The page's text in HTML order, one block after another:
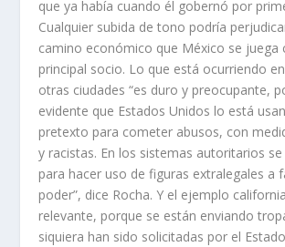
que ya había cuando él gobernó por
Cualquier subida de tono podría
camino económico que México se juega
principal socio. Lo que está ocurriendo
otras ciudades “es duro y preocupante,
evidente que Estados Unidos lo está
pretexto para cometer abusos, con
y racistas. En los sistemas autoritarios
para hacer uso de figuras extralegales a
poder”, dice Rocha. Y el ejemplo
relevante, porque se están enviando
siquiera han sido solicitadas por el